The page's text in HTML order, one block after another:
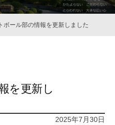
ボール部の情報を更新しました
を更新し
2025年7月30日